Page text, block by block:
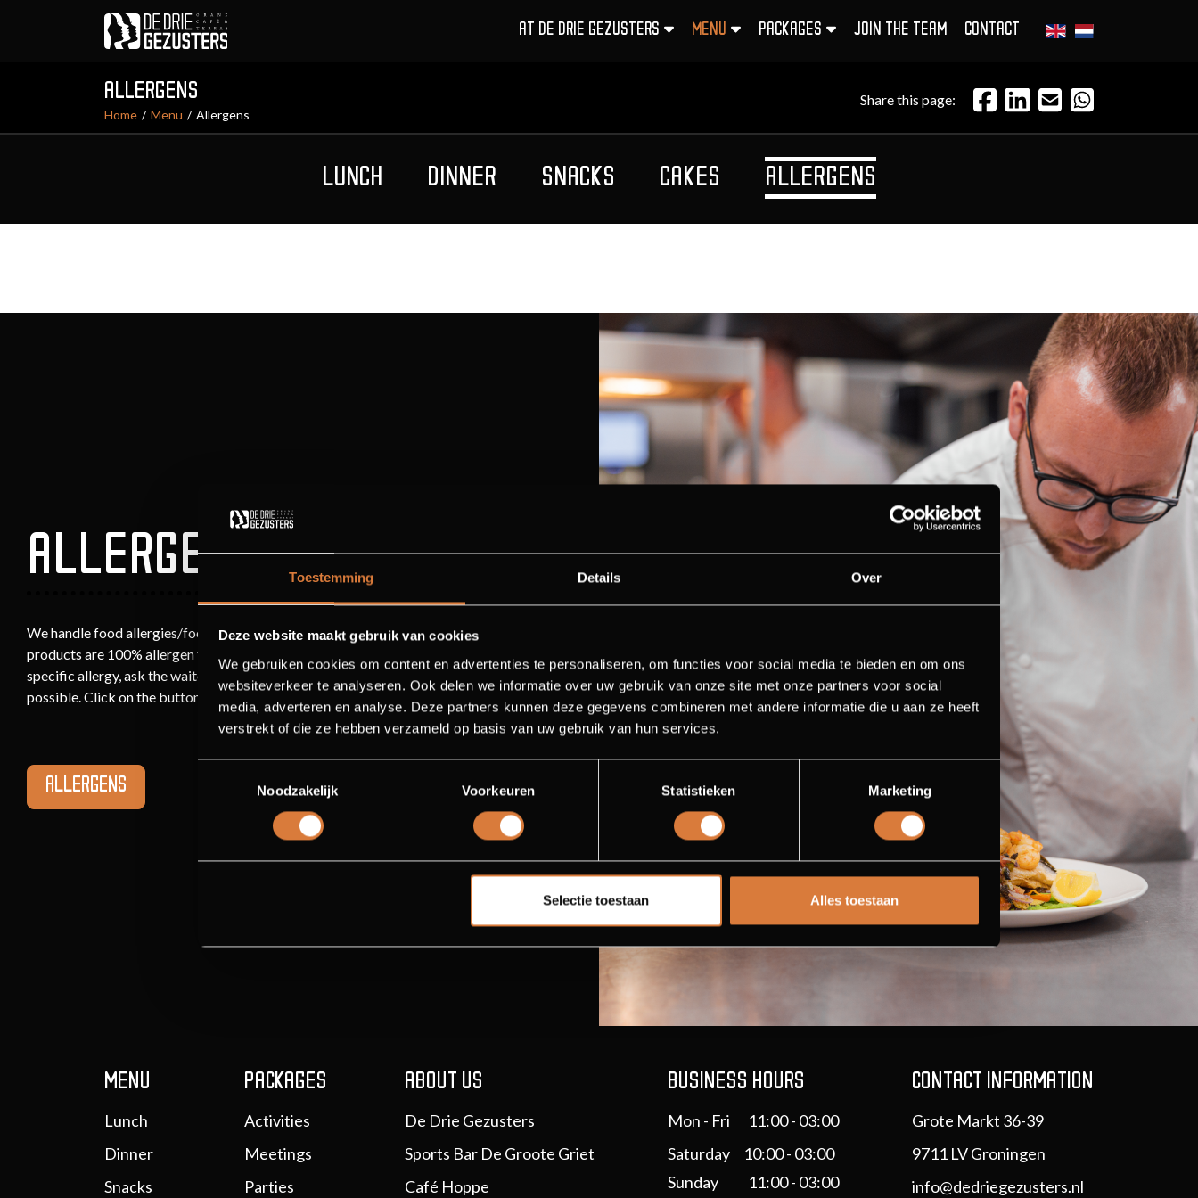
Toestemming Details Over
Deze website maakt gebruik van cookies
We gebruiken cookies om content en advertenties te personaliseren, om functies voor social media te bieden en om ons
websiteverkeer te analyseren. Ook delen we informatie over uw gebruik van onze site met onze partners voor social
media, adverteren en analyse. Deze partners kunnen deze gegevens combineren met andere informatie die u aan ze heeft
verstrekt of die ze hebben verzameld op basis van uw gebruik van hun services.
Noodzakelijk
Voorkeuren Statistieken Marketing
Selectie toestaan Alles toestaan
AT DE DRIE GEZUSTERS MENU PACKAGES JOIN THE TEAM CONTACT
ALLERGENS
Home Menu Allergens
Share this page:
LUNCH DINNER SNACKS CAKES ALLERGENS
ALLERGENS
We handle food allergies/food intolerance very carefully. We cannot guarantee that our
products are 100% allergen free. The dishes can always contain traces. If you have a
specific allergy, ask the waiter. They can tell you more about the allergens and see what is
possible. Click on the button to open the allergen card.
ALLERGENS
MENU
Lunch
Dinner
Snacks
PACKAGES
Activities
Meetings
Parties
ABOUT US
De Drie Gezusters
Sports Bar De Groote Griet
Café Hoppe
BUSINESS HOURS
Mon - Fri
11:00 - 03:00
Saturday 10:00 - 03:00
Sunday
11:00 - 03:00
CONTACT INFORMATION
Grote Markt 36-39
9711 LV Groningen
info@dedriegezusters.nl